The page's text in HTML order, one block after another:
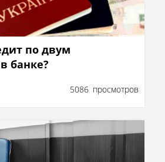
по двум
банке?
5086 просмотров